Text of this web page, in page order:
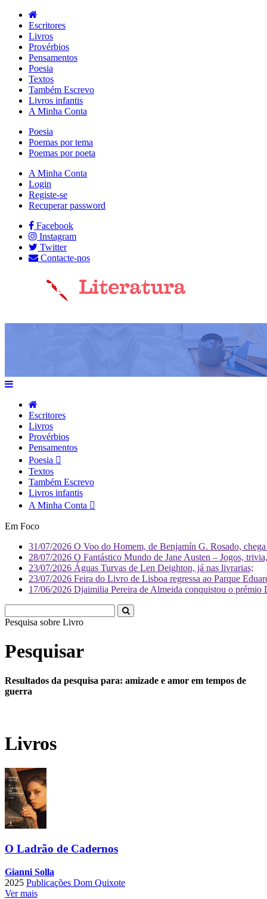
Escritores
Livros
Provérbios
Pensamentos
Poesia
Textos
Também Escrevo
Livros infantis
A Minha Conta
Poesia
Poemas por tema
Poemas por poeta
A Minha Conta
Login
Registe-se
Recuperar password
Facebook
Instagram
Twitter
Contacte-nos
Escritores
Livros
Provérbios
Pensamentos
Poesia
Textos
Também Escrevo
Livros infantis
A Minha Conta
Em Foco
31/07/2026 O Voo do Homem, de Benjamín G. Rosado,
28/07/2026 O Fantástico Mundo de Jane Austen – Jogos,
23/07/2026 Águas Turvas de Len Deighton, já nas livrarias;
23/07/2026 Feira do Livro de Lisboa regressa ao Parque
17/06/2026 Djaimilia Pereira de Almeida conquistou o
Pesquisa sobre Literatura
Pesquisar
Resultados da pesquisa para: amizade e amor em tempos de
guerra
Livros
O Ladrão de Cadernos
Gianni Solla
2025 Publicações Dom Quixote
Ver mais